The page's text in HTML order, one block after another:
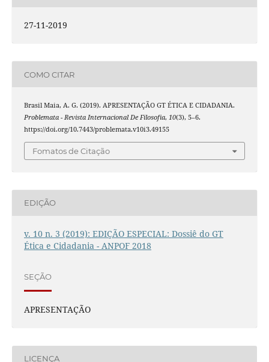
27-11-2019
COMO CITAR
Brasil Maia, A. G. (2019). APRESENTAÇÃO GT ÉTICA E CIDADANIA.
Problemata - Revista Internacional De Filosofia, 10(3), 5–6.
https://doi.org/10.7443/problemata.v10i3.49155
Fomatos de Citação
EDIÇÃO
v. 10 n. 3 (2019): EDIÇÃO ESPECIAL: Dossiê do GT
Ética e Cidadania - ANPOF 2018
SEÇÃO
APRESENTAÇÃO
LICENÇA